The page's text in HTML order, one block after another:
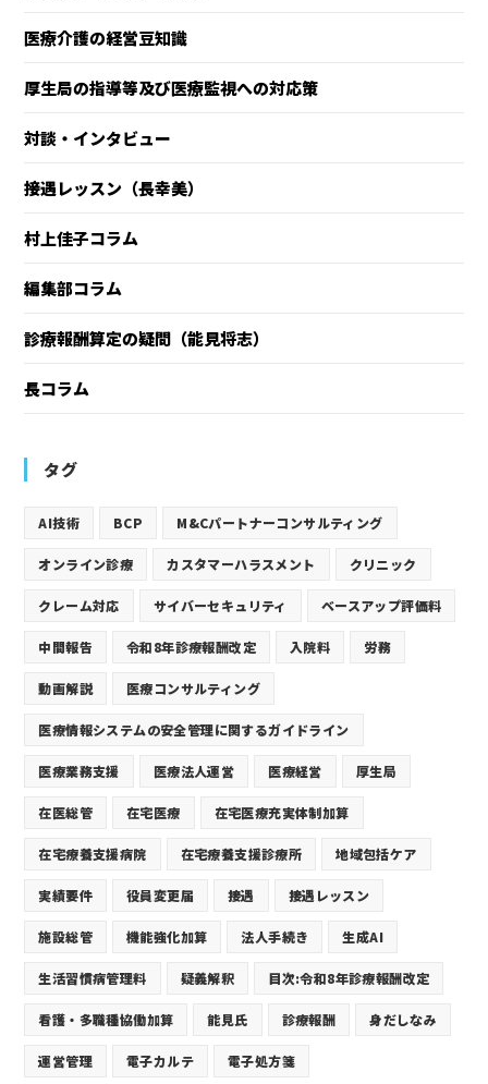
医療介護の経営豆知識
厚生局の指導等及び医療監視への対応策
対談・インタビュー
接遇レッスン（長幸美）
村上佳子コラム
編集部コラム
診療報酬算定の疑問（能見将志）
長コラム
タグ
AI技術 BCP M&Cパートナーコンサルティング
オンライン診療 カスタマーハラスメント クリニック
クレーム対応 サイバーセキュリティ ベースアップ評価料
中間報告 令和8年診療報酬改定 入院料 労務
動画解説 医療コンサルティング
医療情報システムの安全管理に関するガイドライン
医療業務支援 医療法人運営 医療経営 厚生局
在医総管 在宅医療 在宅医療充実体制加算
在宅療養支援病院 在宅療養支援診療所 地域包括ケア
実績要件 役員変更届 接遇 接遇レッスン
施設総管 機能強化加算 法人手続き 生成AI
生活習慣病管理料 疑義解釈 目次:令和8年診療報酬改定
看護・多職種協働加算 能見氏 診療報酬 身だしなみ
運営管理 電子カルテ 電子処方箋